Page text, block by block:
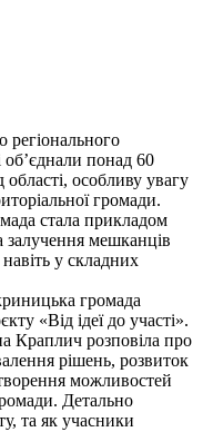
регіонального
об’єднали понад 60
особливу увагу
громади.
стала прикладом
залучення мешканців
у складних
громада
«Від ідеї до участі».
Краплич розповіла про
рішень, розвиток
можливостей
Детально
та як учасники